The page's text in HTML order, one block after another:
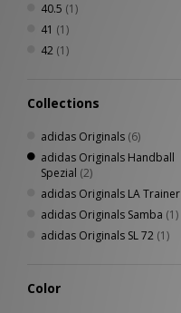
40.5 (1)
41 (1)
42 (1)
Collections
adidas Originals (6)
adidas Originals Handball
Spezial (2)
adidas Originals LA Trainer
adidas Originals Samba (1)
adidas Originals SL 72 (1)
Color